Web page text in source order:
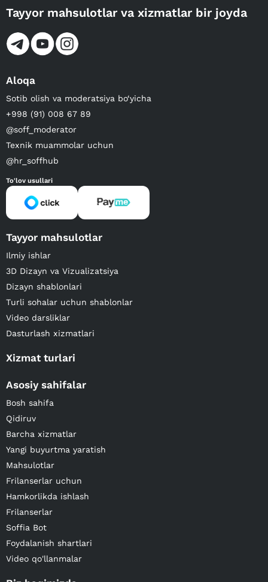
Tayyor mahsulotlar va xizmatlar bir joyda
Aloqa
Sotib olish va moderatsiya bo‘yicha
+998 (91) 008 67 89
@soff_moderator
Texnik muammolar uchun
@hr_soffhub
To'lov usullari
Tayyor mahsulotlar
Ilmiy ishlar
3D Dizayn va Vizualizatsiya
Dizayn shablonlari
Turli sohalar uchun shablonlar
Video darsliklar
Dasturlash xizmatlari
Xizmat turlari
Asosiy sahifalar
Bosh sahifa
Qidiruv
Barcha xizmatlar
Yangi buyurtma yaratish
Mahsulotlar
Frilanserlar uchun
Hamkorlikda ishlash
Frilanserlar
Soffia Bot
Foydalanish shartlari
Video qo'llanmalar